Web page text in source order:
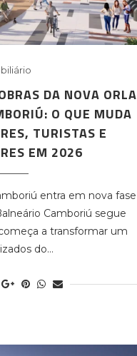
DA NOVA ORLA
O QUE MUDA
TURISTAS E
EM 2026
entra em nova fase
Camboriú segue
a transformar um
do…